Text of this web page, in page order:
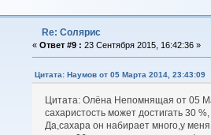
Re: Солярис
« Ответ #9 : 23 Сентября 2015, 16:42:36 »
Цитата: Наумов от 05 Марта 2014, 23:43:09
Цитата: Олёна Непомнящая от 05
сахаристость может достигать 30
Да,сахара он набирает много,у